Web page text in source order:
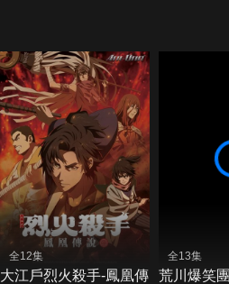
全12集
大江戶烈火殺手-鳳凰傳
全13集
荒川爆笑